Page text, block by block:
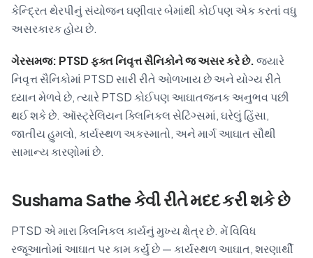
કેન્દ્રિત થેરપીનું સંયોજન ઘણીવાર બેમાંથી કોઈપણ એક કરતાં વધુ
અસરકારક હોય છે.
ગેરસમજ: PTSD ફક્ત નિવૃત્ત સૈનિકોને જ અસર કરે છે.જ્યારે
નિવૃત્ત સૈનિકોમાં PTSD સારી રીતે ઓળખાય છે અને યોગ્ય રીતે
ધ્યાન મેળવે છે, ત્યારે PTSD કોઈપણ આઘાતજનક અનુભવ પછી
થઈ શકે છે. ઑસ્ટ્રેલિયન ક્લિનિકલ સેટિંગ્સમાં, ઘરેલું હિંસા,
જાતીય હુમલો, કાર્યસ્થળ અકસ્માતો, અને માર્ગ આઘાત સૌથી
સામાન્ય કારણોમાં છે.
Sushama Sathe કેવી રીતે મદદ કરી શકે છે
PTSD એ મારા ક્લિનિકલ કાર્યનું મુખ્ય ક્ષેત્ર છે. મેં વિવિધ
રજૂઆતોમાં આઘાત પર કામ કર્યું છે — કાર્યસ્થળ આઘાત, શરણાર્થી